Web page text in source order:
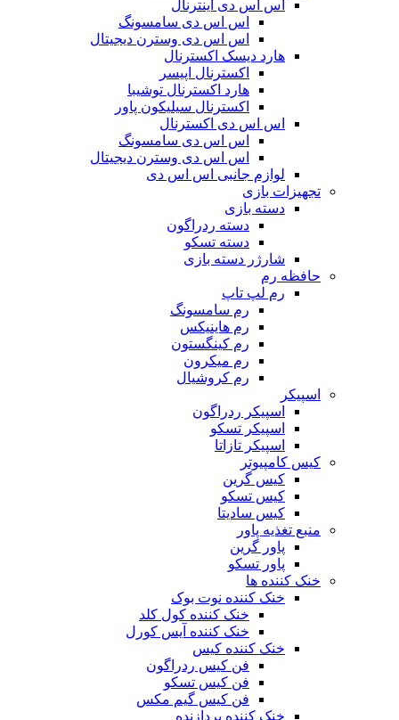
اس اس دی اینترنال
اس اس دی سامسونگ
اس اس دی وسترن دیجیتال
هارد دیسک اکسترنال
اکسترنال اپیسر
هارد اکسترنال توشیبا
اکسترنال سیلیکون پاور
اس اس دی اکسترنال
اس اس دی سامسونگ
اس اس دی وسترن دیجیتال
لوازم جانبی اس اس دی
تجهیزات بازی
دسته بازی
دسته ردراگون
دسته تسکو
شارژر دسته بازی
حافظه رم
رم لپ تاپ
رم سامسونگ
رم هاینیکس
رم کینگستون
رم میکرون
رم کروشیال
اسپیکر
اسپیکر ردراگون
اسپیکر تسکو
اسپیکر تازاتا
کیس کامپیوتر
کیس گرین
کیس تسکو
کیس سادیتا
منبع تغذیه‌ پاور
پاور گرین
پاور تسکو
خنک کننده ها
خنک کننده نوت بوک
خنک کننده کول کلد
خنک کننده آیس کورل
خنک کننده کیس
فن کیس ردراگون
فن کیس تسکو
فن کیس گیم مکس
خنک کننده پردازنده